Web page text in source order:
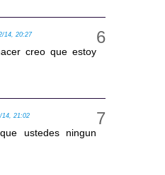
14, 20:27
creo que estoy
14, 21:02
ustedes ningun